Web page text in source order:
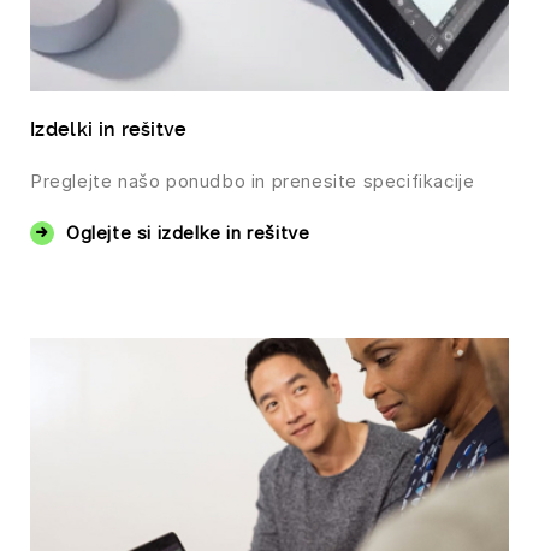
Izdelki in rešitve
Preglejte našo ponudbo in prenesite specifikacije
Oglejte si izdelke in rešitve